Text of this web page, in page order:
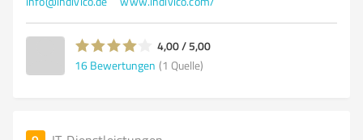
4,00 / 5,00
16 Bewertungen (1 Quelle)